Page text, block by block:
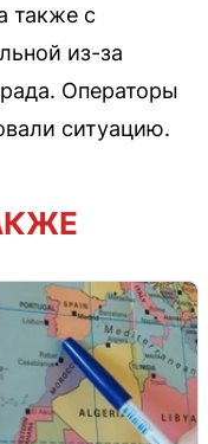
также с
из-за
Операторы
ситуацию.